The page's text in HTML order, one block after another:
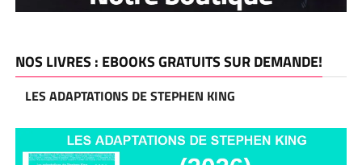
NOS LIVRES : EBOOKS GRATUITS SUR DEMANDE!
LES ADAPTATIONS DE STEPHEN KING